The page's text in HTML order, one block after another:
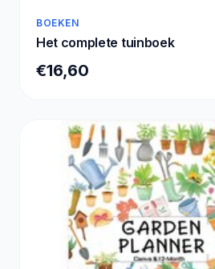
BOEKEN
Het complete tuinboek
€16,60